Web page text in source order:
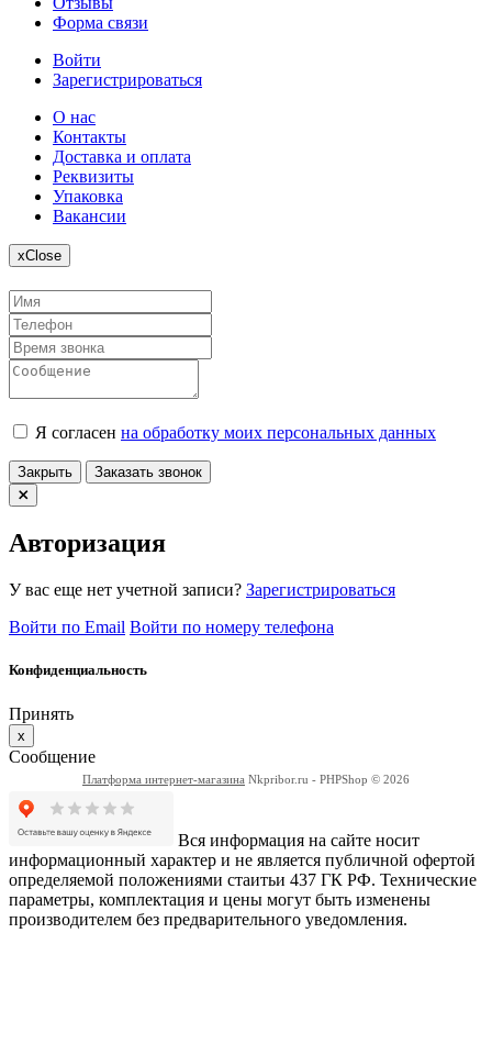
Форма связи
Войти
Зарегистрироваться
О нас
Контакты
Доставка и оплата
Реквизиты
Упаковка
Вакансии
xClose
Я согласен на обработку моих персональных данных
Закрыть Заказать звонок
Авторизация
У вас еще нет учетной записи? Зарегистрироваться
Войти по Email Войти по номеру телефона
Конфиденциальность
Принять
x
Сообщение
Платформа интернет-магазина Nkpribor.ru - PHPShop © 2026
Вся информация на сайте носит
информационный характер и не является публичной офертой
определяемой положениями стаитьи 437 ГК РФ. Технические
параметры, комплектация и цены могут быть изменены
производителем без предварительного уведомления.